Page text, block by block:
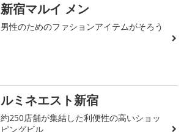
新宿マルイ メン
男性のためのファションアイテムがそろう
ルミネエスト新宿
約250店舗が集結した利便性の高いショッ
ピングビル